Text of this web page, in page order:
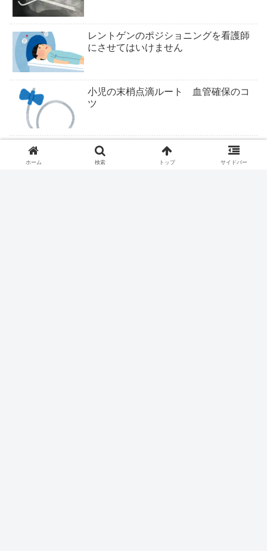
レントゲンのポジショニングを看護師
にさせてはいけません
小児の末梢点滴ルート 血管確保のコ
ツ
ついにくるか医学部定員削減
ホーム 検索 トップ サイドバー